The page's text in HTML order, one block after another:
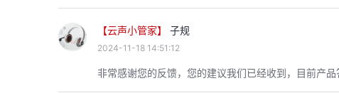
【云声小管家】 子规
2024-11-18 14:51:12
非常感谢您的反馈，您的建议我们已经收到，目前产